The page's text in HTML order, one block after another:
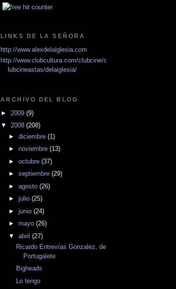
LINKS DE LA SEÑORA
http://www.alexdelaiglesia.com
http://www.clubcultura.com/clubcine/c
lubcineastas/delaiglesia/
ARCHIVO DEL BLOG
► 2009 (9)
▼ 2008 (208)
► diciembre (1)
► noviembre (13)
► octubre (37)
► septiembre (29)
► agosto (26)
► julio (25)
► junio (24)
► mayo (26)
▼ abril (27)
Ricardo Entrevías Gonzalez, de
Portugalete
Bigheads
Lo tengo